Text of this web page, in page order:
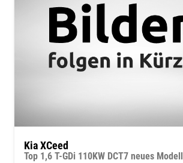
Kia XCeed
Top 1,6 T-GDi 110KW DCT7 neues Modell